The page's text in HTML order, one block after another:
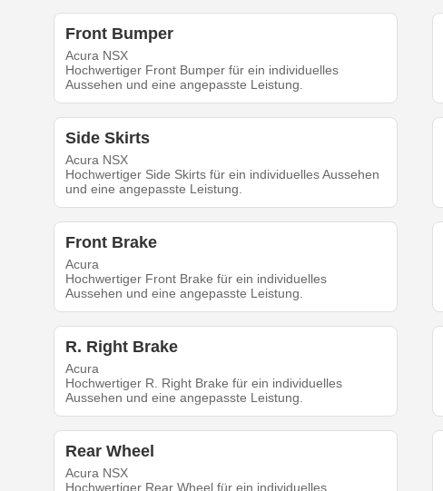
Front Bumper
Acura NSX
Hochwertiger Front Bumper für ein individuelles
Aussehen und eine angepasste Leistung.
Side Skirts
Acura NSX
Hochwertiger Side Skirts für ein individuelles Aussehen
und eine angepasste Leistung.
Front Brake
Acura
Hochwertiger Front Brake für ein individuelles
Aussehen und eine angepasste Leistung.
R. Right Brake
Acura
Hochwertiger R. Right Brake für ein individuelles
Aussehen und eine angepasste Leistung.
Rear Wheel
Acura NSX
Hochwertiger Rear Wheel für ein individuelles